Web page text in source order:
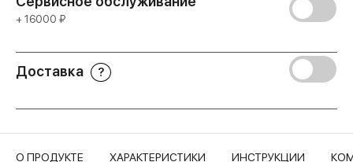
+ 16000 ₽
Доставка ?
О ПРОДУКТЕ ХАРАКТЕРИСТИКИ ИНСТРУКЦИИ